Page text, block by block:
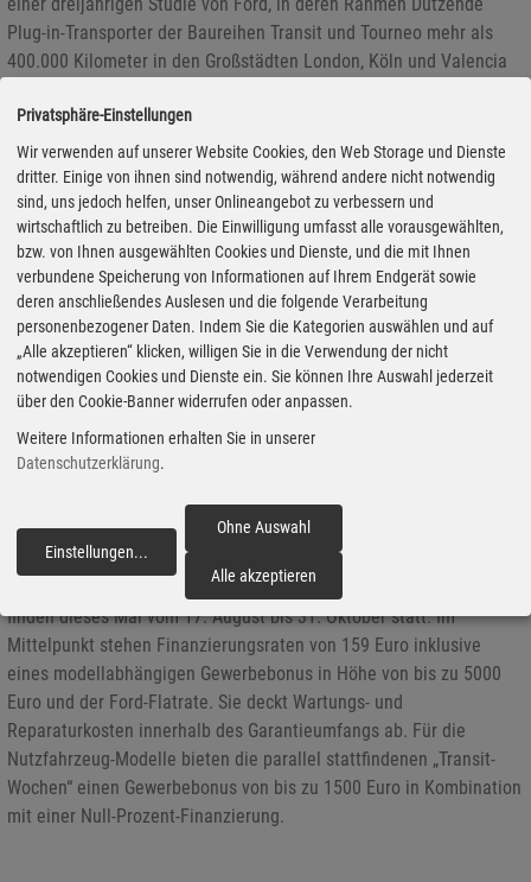
Plug-in-Transporter der Baureihen Transit und Tourneo mehr als
400.000 Kilometer in den Großstädten London, Köln und Valencia
und gewerblichen Flotten zum Einsatz.
Der Ford Nugget Plus bekommt was aufs Dach
24.08.2020 - Ford bietet den Nugget Plus, die längere Version des
Nugget auf Basis des Transit Custom, in Kürze auf Wunsch auch
mit Aufstelldach an. Die neue Variante als Alternative zum festen
Hochdach wurde ebenfalls mit Westfalen Mobil entwickelt. Das
Fahrzeug mit dann bis zu vier Schlafplätzen ist voraussichtlich ab
November bestellbar und soll pünktlich zur nächsten Reisesaison
56.669 Euro.
Wieder Gewerbewochen bei Ford
13.08.2020 - Ford ruft wieder seine „Gewerbewochen“ aus. Sie
finden dieses Mal vom 17. August bis 31. Oktober statt. Im
Mittelpunkt stehen Finanzierungsraten von 159 Euro inklusive
eines modellabhängigen Gewerbebonus in Höhe von bis zu 5000
Euro und der Ford-Flatrate. Sie deckt Wartungs- und
Reparaturkosten innerhalb des Garantieumfangs ab. Für die
Nutzfahrzeug-Modelle bieten die parallel stattfindenen „Transit-
Wochen“ einen Gewerbebonus von bis zu 1500 Euro in Kombination
mit einer Null-Prozent-Finanzierung.
Privatsphäre-Einstellungen
Wir verwenden auf unserer Website Cookies, den Web Storage und Dienste
dritter. Einige von ihnen sind notwendig, während andere nicht notwendig
sind, uns jedoch helfen, unser Onlineangebot zu verbessern und
wirtschaftlich zu betreiben. Die Einwilligung umfasst alle vorausgewählten,
bzw. von Ihnen ausgewählten Cookies und Dienste, und die mit Ihnen
verbundene Speicherung von Informationen auf Ihrem Endgerät sowie
deren anschließendes Auslesen und die folgende Verarbeitung
personenbezogener Daten. Indem Sie die Kategorien auswählen und auf
„Alle akzeptieren“ klicken, willigen Sie in die Verwendung der nicht
notwendigen Cookies und Dienste ein. Sie können Ihre Auswahl jederzeit
über den Cookie-Banner widerrufen oder anpassen.
Weitere Informationen erhalten Sie in unserer
Datenschutzerklärung.
Einstellungen...
Ohne Auswahl
Alle akzeptieren